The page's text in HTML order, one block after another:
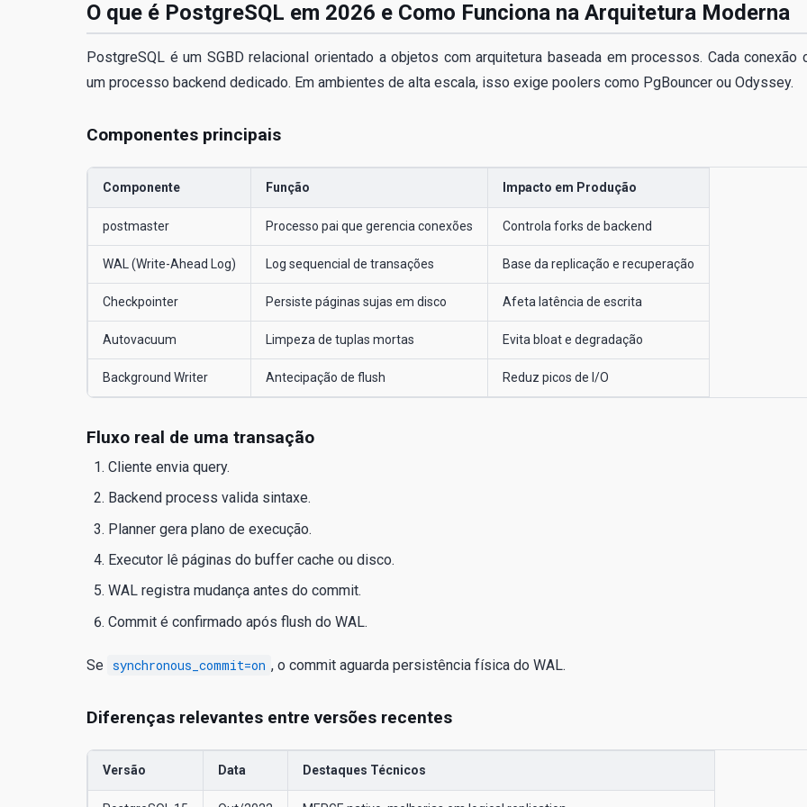
O que é PostgreSQL em 2026 e Como Funciona na Arquitetura Moderna
PostgreSQL é um SGBD relacional orientado a objetos com arquitetura baseada em processos. Cada conexão
um processo backend dedicado. Em ambientes de alta escala, isso exige poolers como PgBouncer ou Odyssey.
Componentes principais
Componente Função Impacto em Produção
postmaster Processo pai que gerencia conexões Controla forks de backend
WAL (Write-Ahead Log) Log sequencial de transações Base da replicação e recuperação
Checkpointer Persiste páginas sujas em disco Afeta latência de escrita
Autovacuum Limpeza de tuplas mortas Evita bloat e degradação
Background Writer Antecipação de flush Reduz picos de I/O
Fluxo real de uma transação
Cliente envia query.
Backend process valida sintaxe.
Planner gera plano de execução.
Executor lê páginas do buffer cache ou disco.
WAL registra mudança antes do commit.
Commit é confirmado após flush do WAL.
Se synchronous_commit=on , o commit aguarda persistência física do WAL.
Diferenças relevantes entre versões recentes
Versão Data Destaques Técnicos